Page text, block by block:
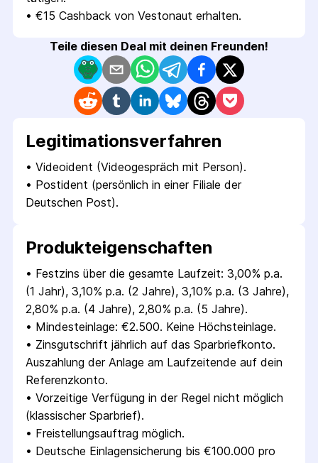
• €15 Cashback von Vestonaut erhalten.
Teile diesen Deal mit deinen Freunden!
Legitimations­verfahren
• Videoident (Videogespräch mit Person).
• Postident (persönlich in einer Filiale der
Deutschen Post).
Produkt­eigenschaften
• Festzins über die gesamte Laufzeit: 3,00% p.a.
(1 Jahr), 3,10% p.a. (2 Jahre), 3,10% p.a. (3 Jahre),
2,80% p.a. (4 Jahre), 2,80% p.a. (5 Jahre).
• Mindesteinlage: €2.500. Keine Höchsteinlage.
• Zinsgutschrift jährlich auf das Sparbriefkonto.
Auszahlung der Anlage am Laufzeitende auf dein
Referenzkonto.
• Vorzeitige Verfügung in der Regel nicht möglich
(klassischer Sparbrief).
• Freistellungsauftrag möglich.
• Deutsche Einlagensicherung bis €100.000 pro